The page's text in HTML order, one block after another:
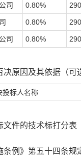
司 0.80%
0.80%
司 0.80%
决原因及其依据（可
投标人名称
件的技术标打分表
例》第五十四条